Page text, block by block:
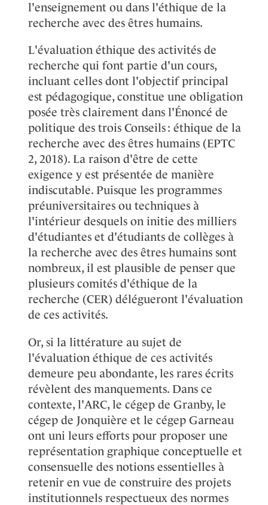
l'enseignement ou dans l'éthique de la
recherche avec des êtres humains.
L'évaluation éthique des activités de
recherche qui font partie d'un cours,
incluant celles dont l'objectif principal
est pédagogique, constitue une obligation
posée très clairement dans l'Énoncé de
politique des trois Conseils : éthique de la
recherche avec des êtres humains (EPTC
2, 2018). La raison d'être de cette
exigence y est présentée de manière
indiscutable. Puisque les programmes
préuniversitaires ou techniques à
l'intérieur desquels on initie des milliers
d'étudiantes et d'étudiants de collèges à
la recherche avec des êtres humains sont
nombreux, il est plausible de penser que
plusieurs comités d'éthique de la
recherche (CER) délégueront l'évaluation
de ces activités.
Or, si la littérature au sujet de
l'évaluation éthique de ces activités
demeure peu abondante, les rares écrits
révèlent des manquements. Dans ce
contexte, l'ARC, le cégep de Granby, le
cégep de Jonquière et le cégep Garneau
ont uni leurs efforts pour proposer une
représentation graphique conceptuelle et
consensuelle des notions essentielles à
retenir en vue de construire des projets
institutionnels respectueux des normes